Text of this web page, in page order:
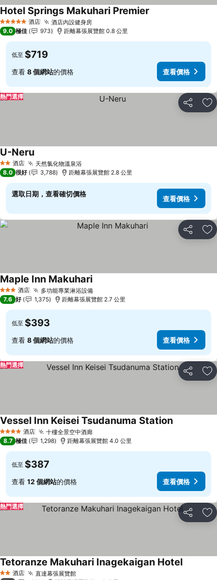
5 星級 酒店 酒店內設健身房
Hotel Springs Makuhari Premier
9.0 極佳 973 距離幕張展覽館 0.8 公里
低至 $719
查看 8 個網站的價格 查看價格
分享 放
熱門選擇
2 星級酒店 天然氯化物溫泉浴
U-Neru
8.0 很好 3,788 距離幕張展覽館 2.8 公里
選取日期，查看確切價格
查看價格
分享 放
3 星級 酒店 多功能專業淋浴設備
Maple Inn Makuhari
7.6 好 1,375 距離幕張展覽館 2.7 公里
低至 $393
查看 8 個網站的價格 查看價格
分享 放
熱門選擇
4 星級 酒店 十樓全景空中酒廊
Vessel Inn Keisei Tsudanuma Station
8.7 極佳 1,298 距離幕張展覽館 4.0 公里
低至 $387
查看 12 個網站的價格 查看價格
分享 放
熱門選擇
2 星級酒店 直達幕張展覽館
Tetoranze Makuhari Inagekaigan Hotel